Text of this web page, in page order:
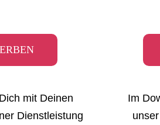
mit Deinen
Dienstleistung
Im